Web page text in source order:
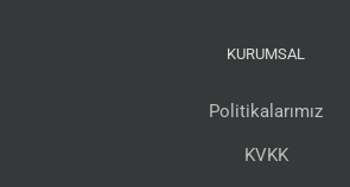
KURUMSAL
Politikalarımız
KVKK